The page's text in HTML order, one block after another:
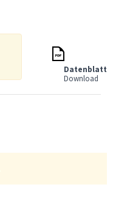
Datenblatt
Download